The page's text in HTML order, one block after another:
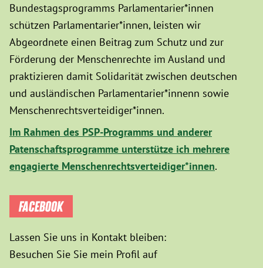
Bundestagsprogramms Parlamentarier*innen
schützen Parlamentarier*innen, leisten wir
Abgeordnete einen Beitrag zum Schutz und zur
Förderung der Menschenrechte im Ausland und
praktizieren damit Solidarität zwischen deutschen
und ausländischen Parlamentarier*innenn sowie
Menschenrechtsverteidiger*innen.
Im Rahmen des PSP-Programms und anderer
Patenschaftsprogramme unterstütze ich mehrere
engagierte Menschenrechtsverteidiger*innen.
FACEBOOK
Lassen Sie uns in Kontakt bleiben:
Besuchen Sie Sie mein Profil auf